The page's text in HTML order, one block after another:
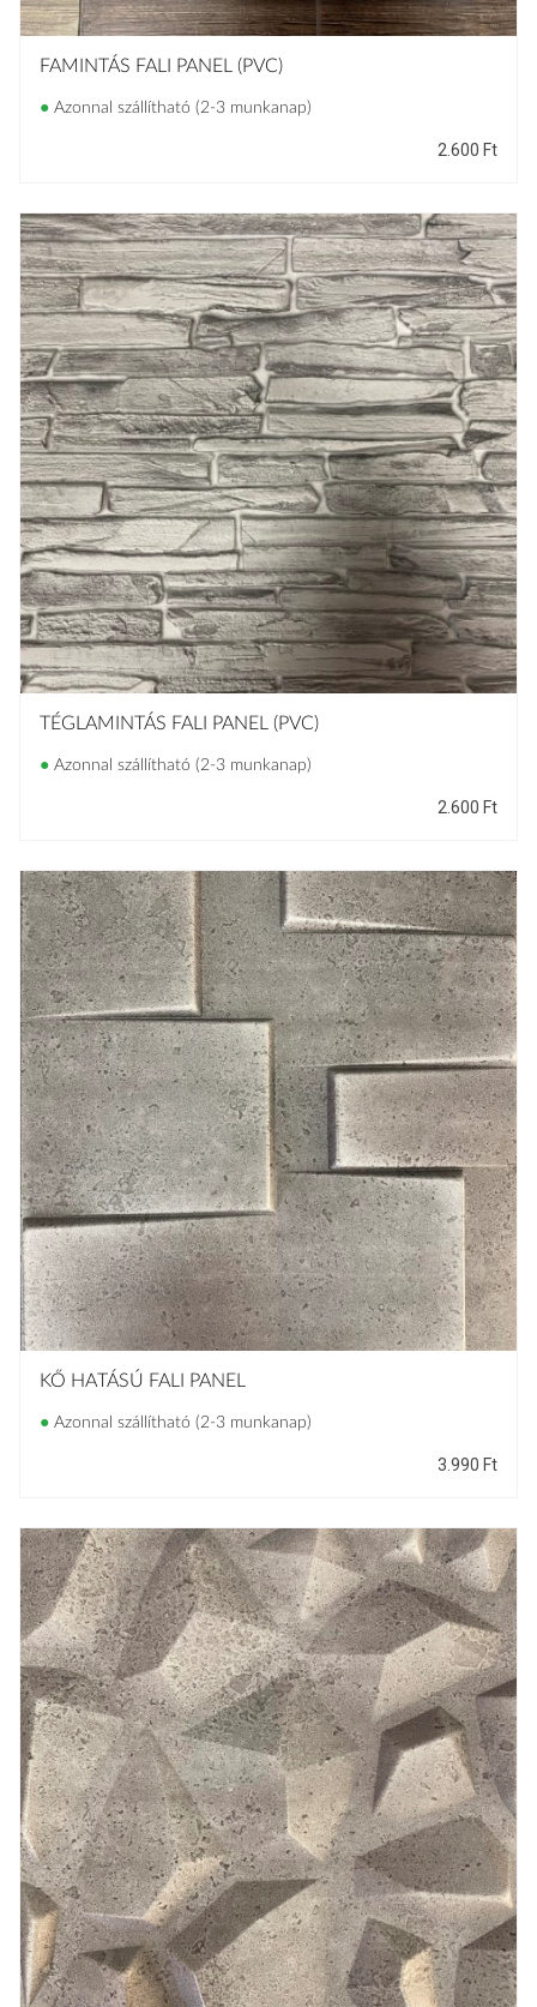
FAMINTÁS FALI PANEL (PVC)
● Azonnal szállítható (2-3 munkanap)
2.600 Ft
TÉGLAMINTÁS FALI PANEL (PVC)
● Azonnal szállítható (2-3 munkanap)
2.600 Ft
KŐ HATÁSÚ FALI PANEL
● Azonnal szállítható (2-3 munkanap)
3.990 Ft